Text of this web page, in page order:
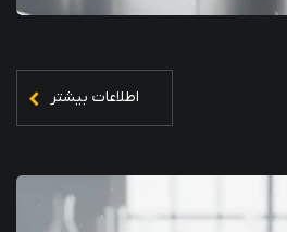
اطلاعات بیشتر